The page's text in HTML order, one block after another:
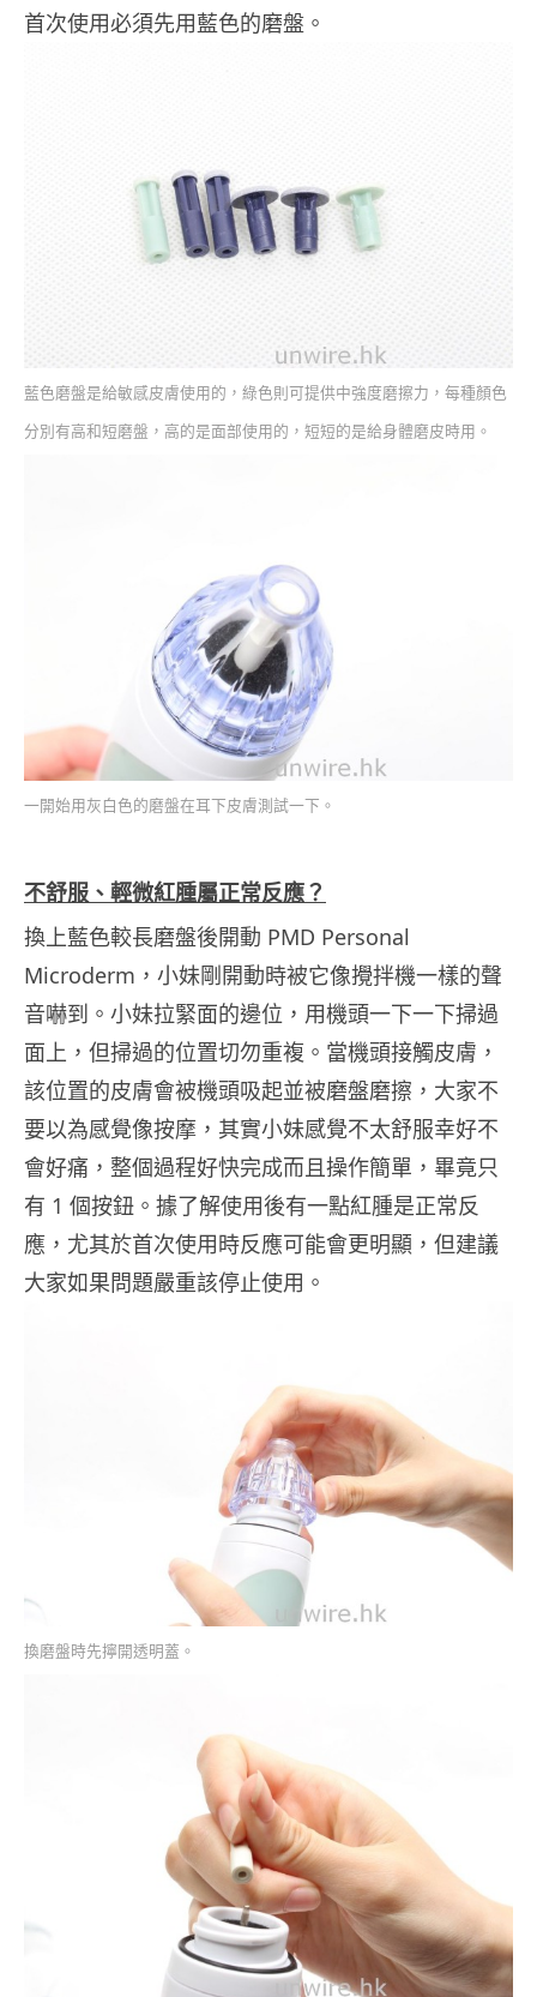
首次使用必須先用藍色的磨盤。
藍色磨盤是給敏感皮膚使用的，綠色則可提供中強度磨擦力，每種顏色
分別有高和短磨盤，高的是面部使用的，短短的是給身體磨皮時用。
一開始用灰白色的磨盤在耳下皮膚測試一下。
不舒服、輕微紅腫屬正常反應？
換上藍色較長磨盤後開動 PMD Personal
Microderm，小妹剛開動時被它像攪拌機一樣的聲
音嚇到。小妹拉緊面的邊位，用機頭一下一下掃過
面上，但掃過的位置切勿重複。當機頭接觸皮膚，
該位置的皮膚會被機頭吸起並被磨盤磨擦，大家不
要以為感覺像按摩，其實小妹感覺不太舒服幸好不
會好痛，整個過程好快完成而且操作簡單，畢竟只
有 1 個按鈕。據了解使用後有一點紅腫是正常反
應，尤其於首次使用時反應可能會更明顯，但建議
大家如果問題嚴重該停止使用。
換磨盤時先擰開透明蓋。